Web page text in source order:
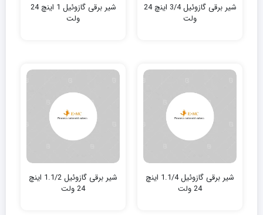
شیر برقی گازوئیل 3/4 اینچ 24
ولت
شیر برقی گازوئیل 1 اینچ 24
ولت
شیر برقی گازوئیل 1.1/4 اینچ
24 ولت
شیر برقی گازوئیل 1.1/2 اینچ
24 ولت